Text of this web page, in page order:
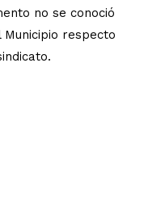
no se conoció
respecto